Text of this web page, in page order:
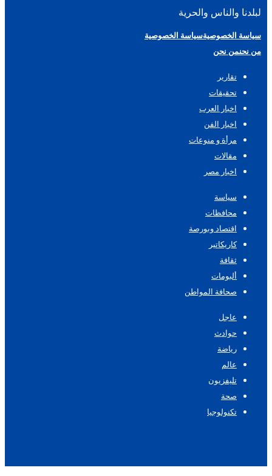
لبلدنا والناس والحرية
سياسة الخصوصيةسياسة الخصوصية
من نحنمن نحن
تقارير
تحقيقات
اخبار العرب
اخبار الفن
مرأة و منوعات
مقالات
اخبار مصر
سياسة
محافظات
اقتصاد وبورصة
كاريكاتير
ثقافة
ألبومات
صحافة المواطن
عاجل
حوادث
رياضة
عالم
تليفزيون
صحة
تكنولوجيا